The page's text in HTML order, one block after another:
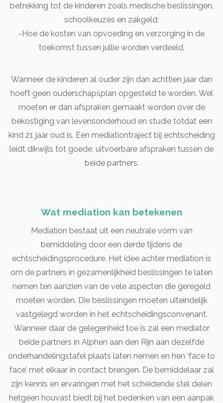
betrekking tot de kinderen zoals medische beslissingen,
schoolkeuzes en zakgeld;
-Hoe de kosten van opvoeding en verzorging in de
toekomst tussen jullie worden verdeeld.
Wanneer de kinderen al ouder zijn dan achttien jaar dan
hoeft geen ouderschapsplan opgesteld te worden. Wel
moeten er dan afspraken gemaakt worden over de
bekostiging van levensonderhoud en studie totdat een
kind 21 jaar oud is. Een mediationtraject bij echtscheiding
leidt dikwijls tot goede, uitvoerbare afspraken tussen de
beide partners.
Wat mediation kan betekenen
Mediation bestaat uit een neutrale vorm van
bemiddeling door een derde tijdens de
echtscheidingsprocedure. Het idee achter mediation is
om de partners in gezamenlijkheid beslissingen te laten
nemen ten aanzien van de vele aspecten die geregeld
moeten worden. Die beslissingen moeten uiteindelijk
vastgelegd worden in het echtscheidingsconvenant.
Wanneer daar de gelegenheid toe is zal een mediator
beide partners in Alphen aan den Rijn aan dezelfde
onderhandelingstafel plaats laten nemen en hen ‘face to
face’ met elkaar in contact brengen. De bemiddelaar zal
zijn kennis en ervaringen met het scheidende stel delen
hetgeen houvast biedt bij het bedenken van een aanpak